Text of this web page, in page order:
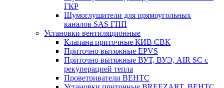
ГКР
Шумоглушители для прямоугольных
каналов SAS ГПП
Установки вентиляционные
Клапана приточные КИВ СВК
Приточно вытяжные EPVS
Приточно вытяжные ВУТ, ВУЭ, AIR SC с
рекуперацией тепла
Проветриватели ВЕНТС